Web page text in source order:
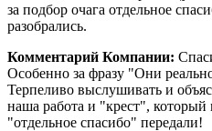
за подбор очага отдельное
разобрались.
Комментарий Компании:
Особенно за фразу "Они
Терпеливо выслушивать и
наша работа и "крест",
"отдельное спасибо" передали!